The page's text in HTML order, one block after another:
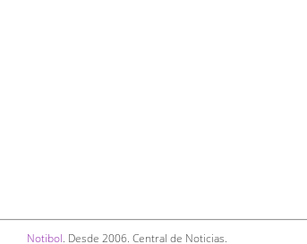
Notibol. Desde 2006. Central de Noticias.